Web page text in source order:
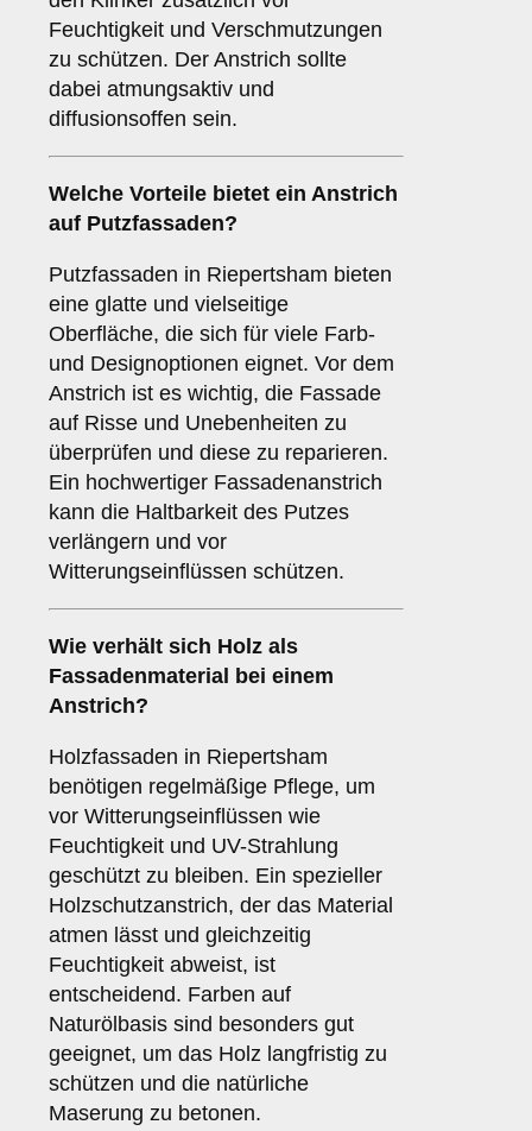
Feuchtigkeit und Verschmutzungen
zu schützen. Der Anstrich sollte
dabei atmungsaktiv und
diffusionsoffen sein.
Welche Vorteile bietet ein Anstrich
auf Putzfassaden?
Putzfassaden in Riepertsham bieten
eine glatte und vielseitige
Oberfläche, die sich für viele Farb-
und Designoptionen eignet. Vor dem
Anstrich ist es wichtig, die Fassade
auf Risse und Unebenheiten zu
überprüfen und diese zu reparieren.
Ein hochwertiger Fassadenanstrich
kann die Haltbarkeit des Putzes
verlängern und vor
Witterungseinflüssen schützen.
Wie verhält sich Holz als
Fassadenmaterial bei einem
Anstrich?
Holzfassaden in Riepertsham
benötigen regelmäßige Pflege, um
vor Witterungseinflüssen wie
Feuchtigkeit und UV-Strahlung
geschützt zu bleiben. Ein spezieller
Holzschutzanstrich, der das Material
atmen lässt und gleichzeitig
Feuchtigkeit abweist, ist
entscheidend. Farben auf
Naturölbasis sind besonders gut
geeignet, um das Holz langfristig zu
schützen und die natürliche
Maserung zu betonen.